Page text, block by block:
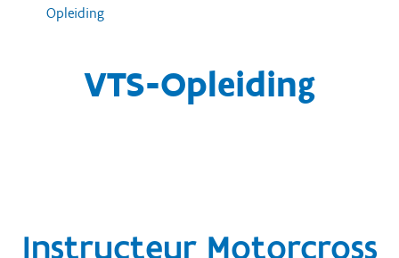
Opleiding
VTS-Opleiding